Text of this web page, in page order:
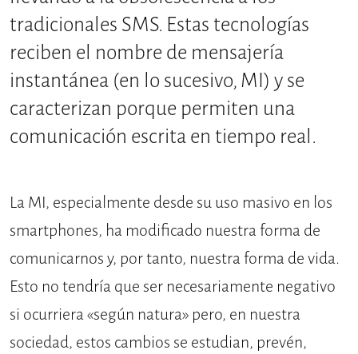
tradicionales SMS. Estas tecnologías
reciben el nombre de mensajería
instantánea (en lo sucesivo, MI) y se
caracterizan porque permiten una
comunicación escrita en tiempo real.
La MI, especialmente desde su uso masivo en los
smartphones, ha modificado nuestra forma de
comunicarnos y, por tanto, nuestra forma de vida.
Esto no tendría que ser necesariamente negativo
si ocurriera «según natura» pero, en nuestra
sociedad, estos cambios se estudian, prevén,